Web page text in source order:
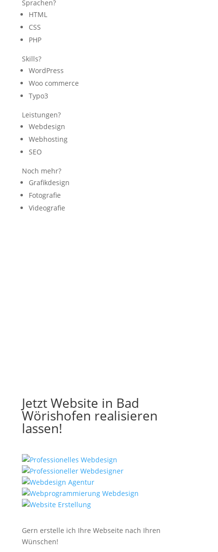
Sprachen?
HTML
CSS
PHP
Skills?
WordPress
Woo commerce
Typo3
Leistungen?
Webdesign
Webhosting
SEO
Noch mehr?
Grafikdesign
Fotografie
Videografie
Jetzt Website in Bad
Wörishofen realisieren
lassen!
Gern erstelle ich Ihre Webseite nach Ihren
Wünschen!